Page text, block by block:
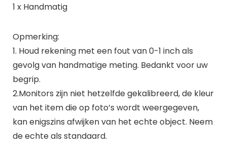
1 x Handmatig
Opmerking:
1. Houd rekening met een fout van 0-1 inch als
gevolg van handmatige meting. Bedankt voor uw
begrip.
2.Monitors zijn niet hetzelfde gekalibreerd, de kleur
van het item die op foto’s wordt weergegeven,
kan enigszins afwijken van het echte object. Neem
de echte als standaard.